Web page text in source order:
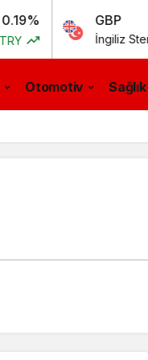
GBP
İngiliz Sterlini
Otomotiv Sağlık